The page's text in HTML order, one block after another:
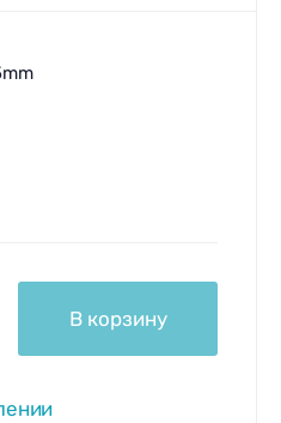
В корзину